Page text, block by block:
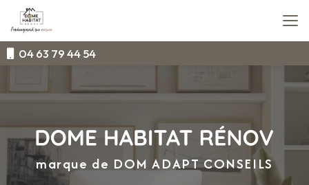
contenu
principal
04 63 79 44 54
marque de DOM ADAPT CONSEILS